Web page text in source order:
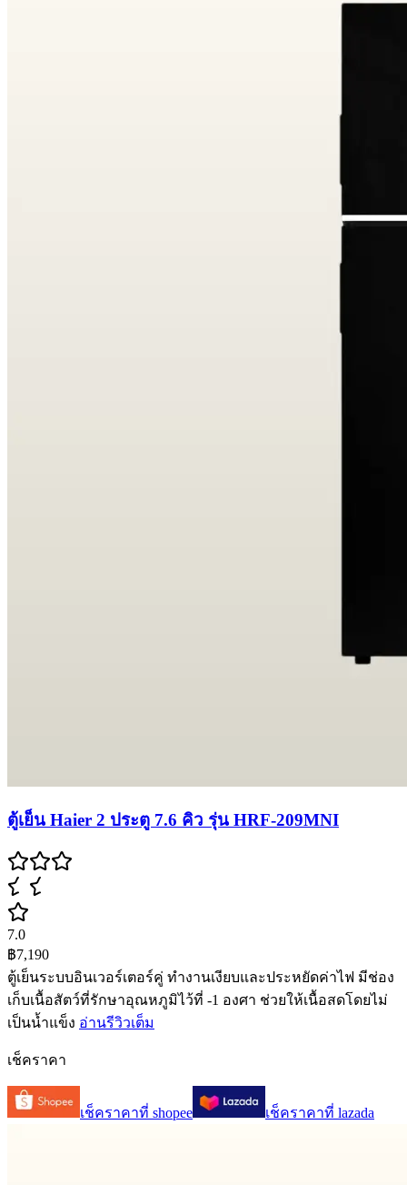
ตู้เย็น Haier 2 ประตู 7.6 คิว รุ่น HRF-209MNI
7.0
฿7,190
ตู้เย็นระบบอินเวอร์เตอร์คู่ ทำงานเงียบและประหยัดค่าไฟ มีช่อง
เก็บเนื้อสัตว์ที่รักษาอุณหภูมิไว้ที่ -1 องศา ช่วยให้เนื้อสดโดยไม่
เป็นน้ำแข็ง อ่านรีวิวเต็ม
เช็คราคา
เช็คราคาที่ shopee เช็คราคาที่ lazada